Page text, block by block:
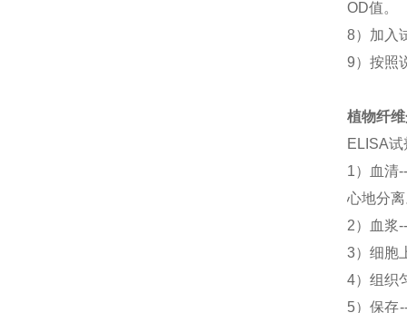
OD值。
8）加入
9）按照
植物纤
ELISA
1）血清
心地分
2）血浆
3）细胞
4）组织
5）保存